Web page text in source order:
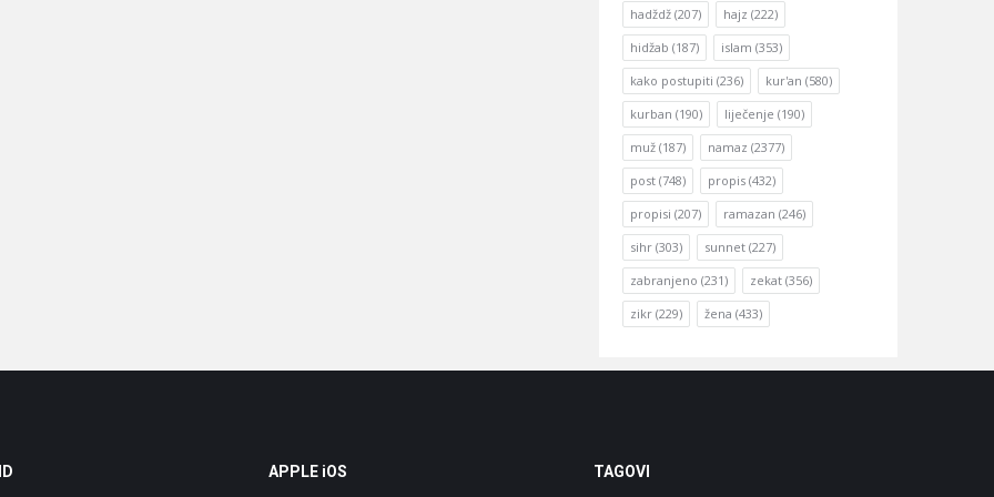
hadždž (207) hajz (222)
hidžab (187) islam (353)
kako postupiti (236) kur'an (580)
kurban (190) liječenje (190)
muž (187) namaz (2377)
post (748) propis (432)
propisi (207) ramazan (246)
sihr (303) sunnet (227)
zabranjeno (231) zekat (356)
zikr (229) žena (433)
APPLE iOS TAGOVI